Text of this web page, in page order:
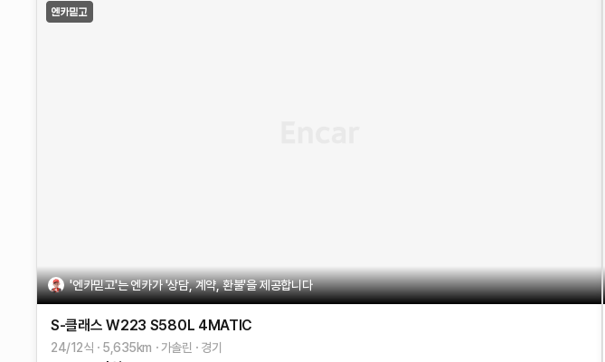
'엔카믿고'는 엔카가 '상담, 계약, 환불'을 제공합니다
S-클래스 W223 S580L 4MATIC
24/12식 5,635km 가솔린 경기